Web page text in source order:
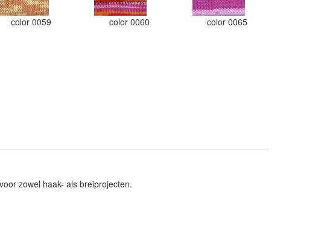
color 0059 color 0060 color 0065
zowel haak- als breiprojecten.